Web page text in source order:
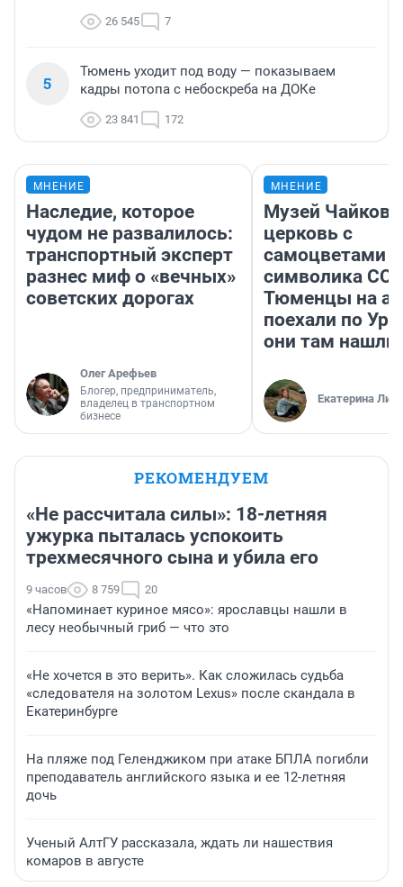
26 545 7
5
Тюмень уходит под воду — показываем
кадры потопа с небоскреба на ДОКе
23 841 172
МНЕНИЕ
Наследие, которое
чудом не развалилось:
транспортный эксперт
разнес миф о «вечных»
советских дорогах
Олег Арефьев
Блогер, предприниматель,
владелец в транспортном
бизнесе
МНЕНИЕ
Музей
церковь с
самоцветами
символика
Тюменцы на
поехали по
они там нашли
Екатерина
РЕКОМЕНДУЕМ
«Не рассчитала силы»: 18-летняя
ужурка пыталась успокоить
трехмесячного сына и убила его
9 часов 8 759 20
«Напоминает куриное мясо»: ярославцы нашли в
лесу необычный гриб — что это
«Не хочется в это верить». Как сложилась судьба
«следователя на золотом Lexus» после скандала в
Екатеринбурге
На пляже под Геленджиком при атаке БПЛА погибли
преподаватель английского языка и ее 12-летняя
дочь
Ученый АлтГУ рассказала, ждать ли нашествия
комаров в августе